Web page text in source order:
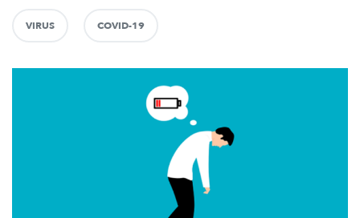
VIRUS COVID-19